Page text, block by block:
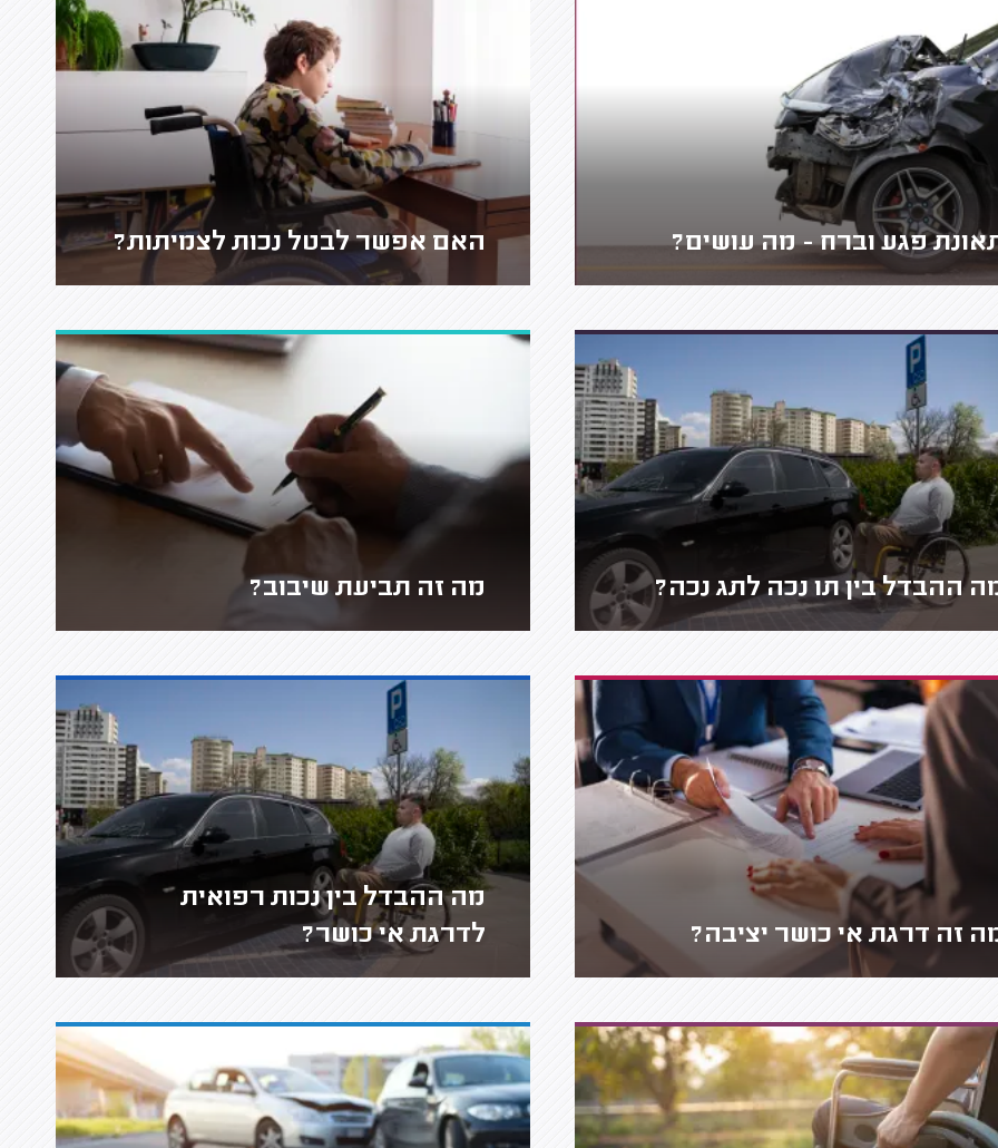
פגע וברח - מה עושים? האם אפשר לבטל נכות לצמיתות?
ההבדל בין תו נכה לתג נכה? מה זה תביעת שיבוב?
זה דרגת אי כושר יציבה?
מה ההבדל בין נכות רפואית
לדרגת אי כושר?